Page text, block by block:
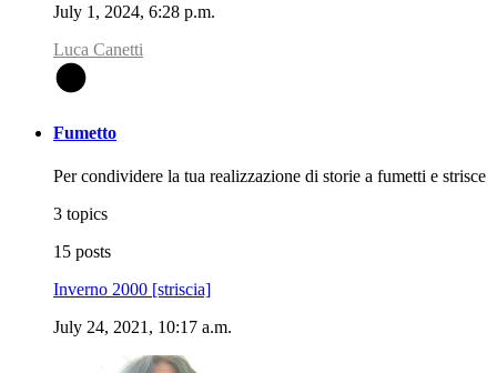
July 1, 2024, 6:28 p.m.
Luca Canetti
Fumetto
Per condividere la tua realizzazione di storie a fumetti e strisce
3 topics
15 posts
Inverno 2000 [striscia]
July 24, 2021, 10:17 a.m.